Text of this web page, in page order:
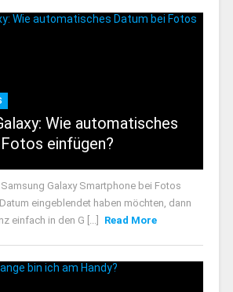
Wie automatisches
einfügen?
Galaxy Smartphone bei Fotos
eingeblendet haben möchten, dann
einfach in den G [...]
Read More